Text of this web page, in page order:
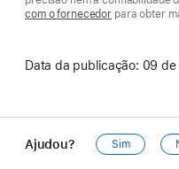
com o fornecedor para obter
Data da publicação: 09 de
Ajudou? Sim